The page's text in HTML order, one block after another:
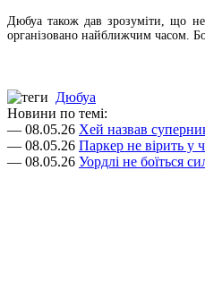
Дюбуа також дав зрозуміти, що не
організовано найближчим часом.
Дюбуа
Новини по темі:
— 08.05.26 Хей назвав
— 08.05.26 Паркер не вірить у
— 08.05.26 Уордлі не боїться